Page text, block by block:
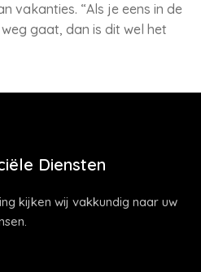
vakanties. “Als je eens in de
gaat, dan is dit wel het
Diensten
kijken wij vakkundig naar uw